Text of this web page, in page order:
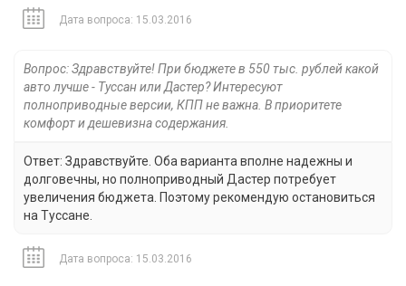
Дата вопроса: 15.03.2016
Вопрос: Здравствуйте! При бюджете в 550 тыс. рублей какой
авто лучше - Туссан или Дастер? Интересуют
полноприводные версии, КПП не важна. В приоритете
комфорт и дешевизна содержания.
Ответ: Здравствуйте. Оба варианта вполне надежны и
долговечны, но полноприводный Дастер потребует
увеличения бюджета. Поэтому рекомендую остановиться
на Туссане.
Дата вопроса: 15.03.2016